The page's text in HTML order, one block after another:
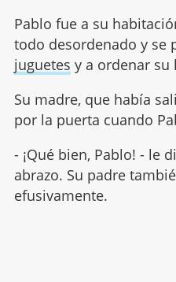
Pablo fue a su
todo desordenado y se
juguetes y a ordenar su
Su madre, que había
por la puerta cuando
- ¡Qué bien, Pablo! - le
abrazo. Su padre
efusivamente.